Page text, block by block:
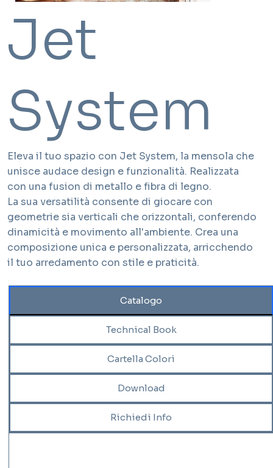
Jet
System
Eleva il tuo spazio con Jet System, la mensola che
unisce audace design e funzionalità. Realizzata
con una fusion di metallo e fibra di legno.
La sua versatilità consente di giocare con
geometrie sia verticali che orizzontali, conferendo
dinamicità e movimento all'ambiente. Crea una
composizione unica e personalizzata, arricchendo
il tuo arredamento con stile e praticità.
Catalogo
Technical Book
Cartella Colori
Download
Richiedi Info